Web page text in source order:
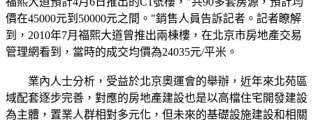
價在45000元到50000元之間。"銷售人員告訴記者。記者瞭解
到，2010年7月福熙大道曾推出兩棟樓，在北京市房地產交易
管理網看到，當時的成交均價為24035元/平米。
業內人士分析，受益於北京奧運會的舉辦，近年來北苑區
域配套逐步完善，對應的房地產建設也是以高檔住宅開發建設
為主體，置業人群相對多元化，但未來的基礎設施建設和相關